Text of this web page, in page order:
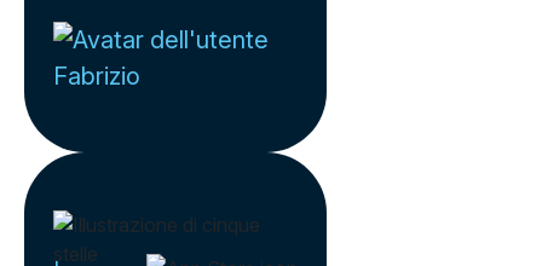
Fabrizio